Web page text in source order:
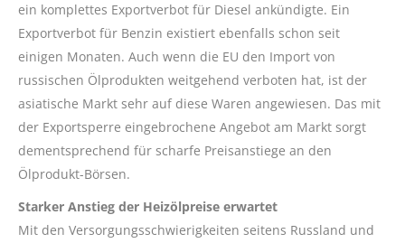
ein komplettes Exportverbot für Diesel ankündigte. Ein
Exportverbot für Benzin existiert ebenfalls schon seit
einigen Monaten. Auch wenn die EU den Import von
russischen Ölprodukten weitgehend verboten hat, ist der
asiatische Markt sehr auf diese Waren angewiesen. Das mit
der Exportsperre eingebrochene Angebot am Markt sorgt
dementsprechend für scharfe Preisanstiege an den
Ölprodukt-Börsen.
Starker Anstieg der Heizölpreise erwartet
Mit den Versorgungsschwierigkeiten seitens Russland und